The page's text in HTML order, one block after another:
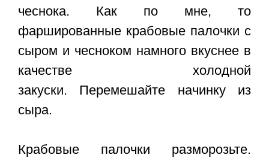
чеснока. Как по мне, то
фаршированные крабовые палочки с
сыром и чесноком намного вкуснее в
качестве холодной
закуски. Перемешайте начинку из
сыра.
Крабовые палочки разморозьте.